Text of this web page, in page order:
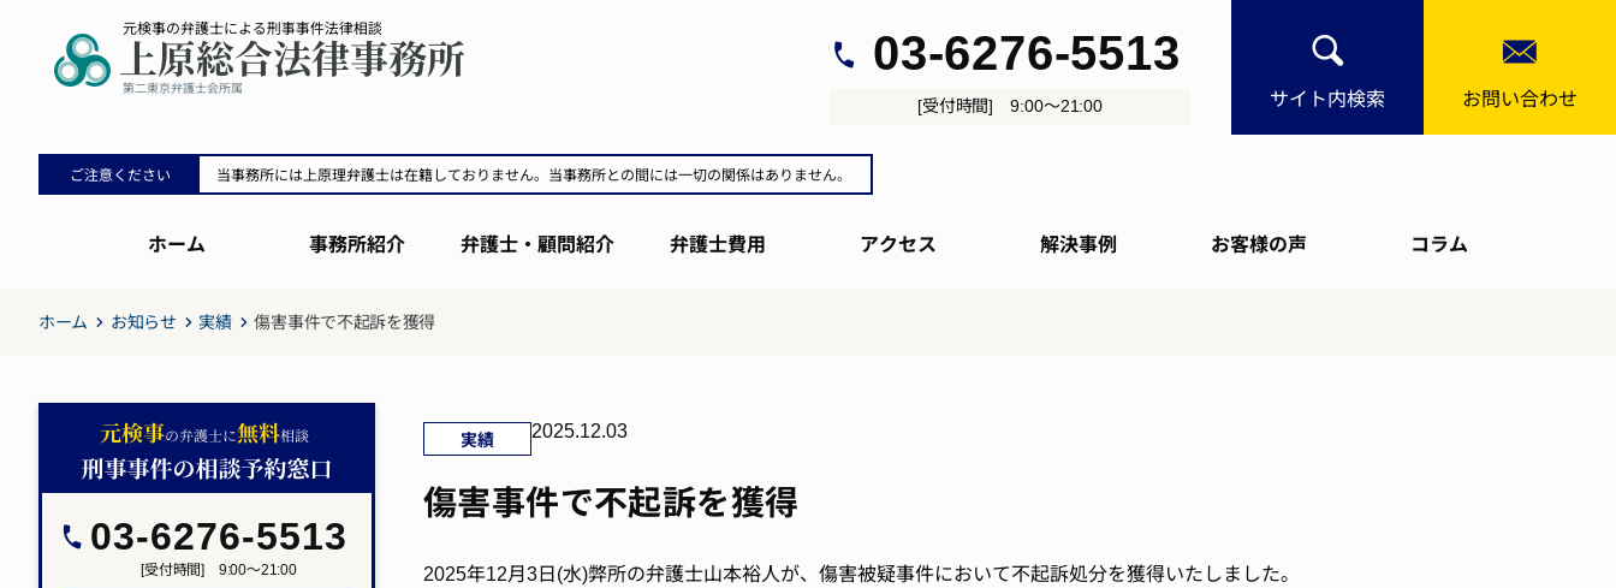
03-6276-5513
[受付時間] 9:00～21:00 サイト内検索 お問い合わせ
ご注意ください 当事務所には上原理弁護士は在籍しておりません。当事務所との間には一切の関係はありません。
ホーム 事務所紹介 弁護士・顧問紹介 弁護士費用 アクセス 解決事例 お客様の声 コラム
ホーム お知らせ 実績 傷害事件で不起訴を獲得
実績 2025.12.03
傷害事件で不起訴を獲得
2025年12月3日(水)弊所の弁護士山本裕人が、傷害被疑事件において不起訴処分を獲得いたしました。
03-6276-5513
[受付時間] 9:00～21:00